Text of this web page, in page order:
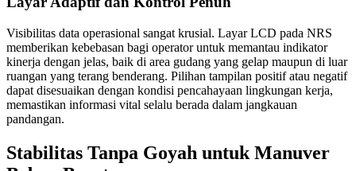
Visibilitas data operasional sangat krusial. Layar LCD pada NRS
memberikan kebebasan bagi operator untuk memantau indikator
kinerja dengan jelas, baik di area gudang yang gelap maupun di luar
ruangan yang terang benderang. Pilihan tampilan positif atau negatif
dapat disesuaikan dengan kondisi pencahayaan lingkungan kerja,
memastikan informasi vital selalu berada dalam jangkauan
pandangan.
Stabilitas Tanpa Goyah untuk Manuver